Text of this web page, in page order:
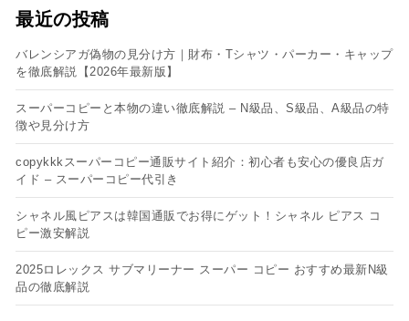
最近の投稿
バレンシアガ偽物の見分け方｜財布・Tシャツ・パーカー・キャップ
を徹底解説【2026年最新版】
スーパーコピーと本物の違い徹底解説 – N級品、S級品、A級品の特
徴や見分け方
copykkkスーパーコピー通販サイト紹介：初心者も安心の優良店ガ
イド – スーパーコピー代引き
シャネル風ピアスは韓国通販でお得にゲット！シャネル ピアス コ
ピー​激安解説
2025ロレックス サブマリーナー スーパー コピー おすすめ最新N級
品の徹底解説